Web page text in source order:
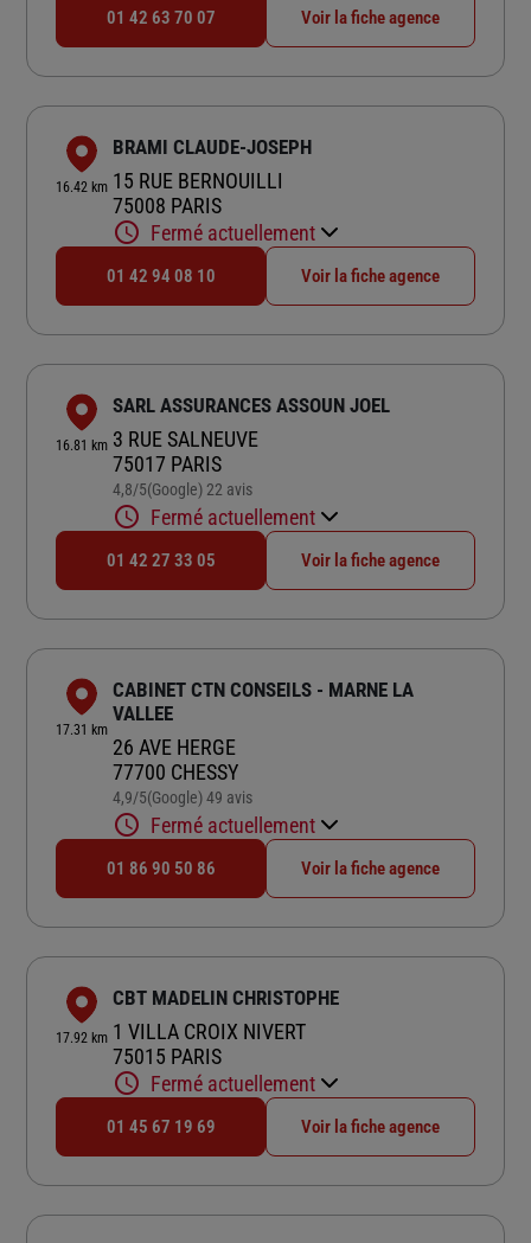
01 42 63 70 07 Voir la fiche agence
16.42 km
BRAMI CLAUDE-JOSEPH
15 RUE BERNOUILLI
75008 PARIS
Fermé actuellement
01 42 94 08 10 Voir la fiche agence
16.81 km
SARL ASSURANCES ASSOUN JOEL
3 RUE SALNEUVE
75017 PARIS
4,8/5Note de 4.8 sur 5
(Google) 22 avis
Fermé actuellement
01 42 27 33 05 Voir la fiche agence
17.31 km
CABINET CTN CONSEILS - MARNE LA
VALLEE
26 AVE HERGE
77700 CHESSY
4,9/5Note de 4.9 sur 5
(Google) 49 avis
Fermé actuellement
01 86 90 50 86 Voir la fiche agence
17.92 km
CBT MADELIN CHRISTOPHE
1 VILLA CROIX NIVERT
75015 PARIS
Fermé actuellement
01 45 67 19 69 Voir la fiche agence